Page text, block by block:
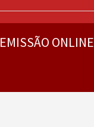
EMISSÃO ONLINE